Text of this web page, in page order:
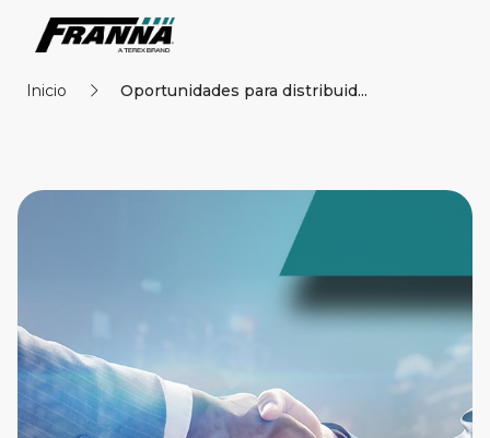
Inicio Oportunidades para distribuid...